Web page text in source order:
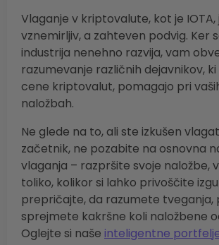
Vlaganje v kriptovalute, kot je IOTA,
vznemirljiv, a zahteven podvig. Ker
industrija nenehno razvija, vam
razumevanje različnih dejavnikov,
cene kriptovalut, pomagajo pri
naložbah.
Ne glede na to, ali ste izkušen
začetnik, ne pozabite na osnovna
vlaganja – razpršite svoje naložbe,
toliko, kolikor si lahko privoščite
prepričajte, da razumete tveganja,
sprejmete kakršne koli naložbene
Oglejte si naše inteligentne